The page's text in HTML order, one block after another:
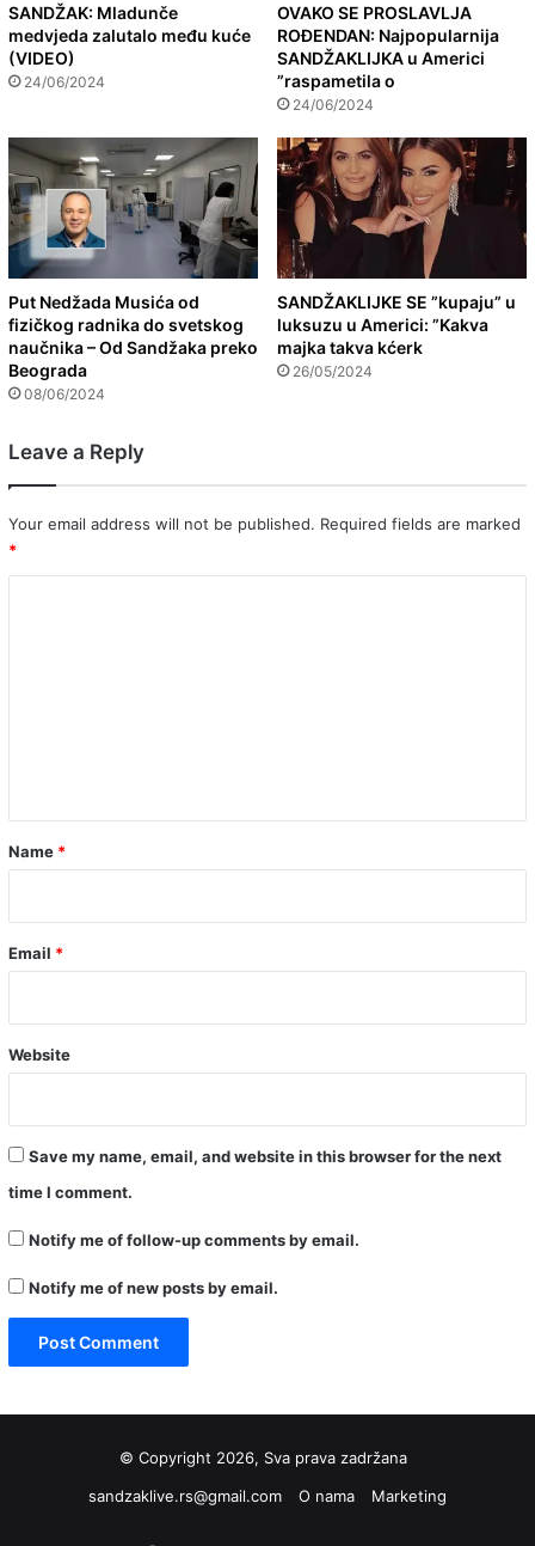
SANDŽAK: Mladunče
medvjeda zalutalo među kuće
(VIDEO)
24/06/2024
OVAKO SE PROSLAVLJA
ROĐENDAN: Najpopularnija
SANDŽAKLIJKA u Americi
”raspametila o
24/06/2024
Put Nedžada Musića od
fizičkog radnika do svetskog
naučnika – Od Sandžaka preko
Beograda
08/06/2024
SANDŽAKLIJKE SE ”kupaju” u
luksuzu u Americi: ”Kakva
majka takva kćerk
26/05/2024
Leave a Reply
Your email address will not be published. Required fields are marked
*
*
Name *
Email *
Website
Save my name, email, and website in this browser for the next
time I comment.
Notify me of follow-up comments by email.
Notify me of new posts by email.
© Copyright 2026, Sva prava zadržana
sandzaklive.rs@gmail.com
O nama Marketing